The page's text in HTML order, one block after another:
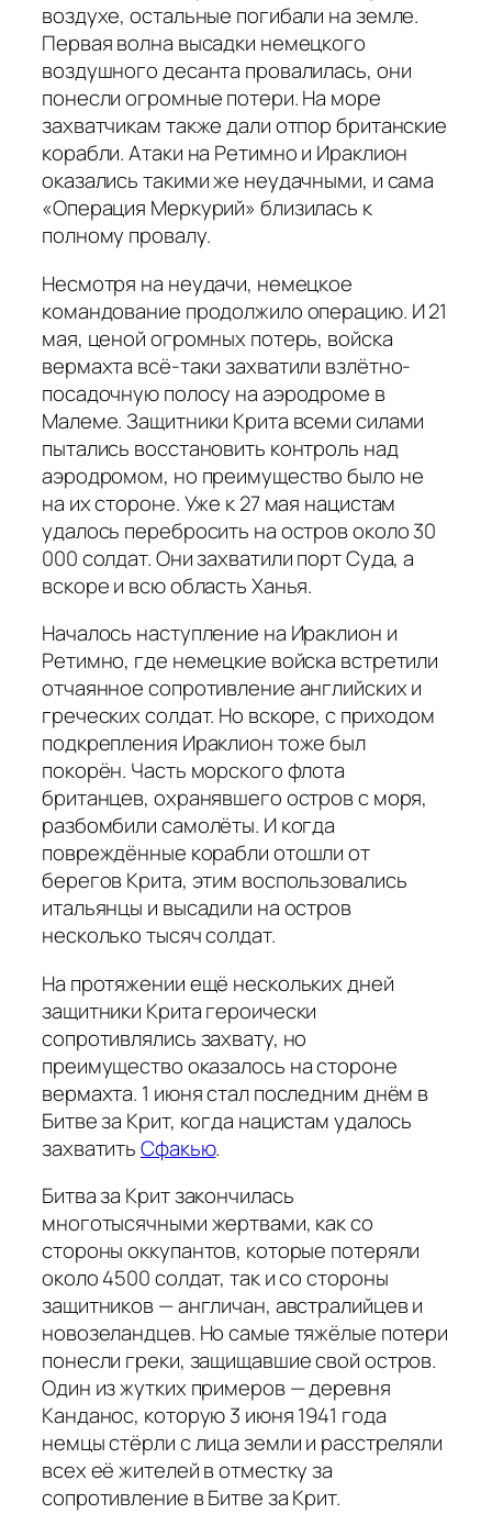
воздухе, остальные погибали на земле.
Первая волна высадки немецкого
воздушного десанта провалилась, они
понесли огромные потери. На море
захватчикам также дали отпор британские
корабли. Атаки на Ретимно и Ираклион
оказались такими же неудачными, и сама
«Операция Меркурий» близилась к
полному провалу.
Несмотря на неудачи, немецкое
командование продолжило операцию. И 21
мая, ценой огромных потерь, войска
вермахта всё-таки захватили взлётно-
посадочную полосу на аэродроме в
Малеме. Защитники Крита всеми силами
пытались восстановить контроль над
аэродромом, но преимущество было не
на их стороне. Уже к 27 мая нацистам
удалось перебросить на остров около 30
000 солдат. Они захватили порт Суда, а
вскоре и всю область Ханья.
Началось наступление на Ираклион и
Ретимно, где немецкие войска встретили
отчаянное сопротивление английских и
греческих солдат. Но вскоре, с приходом
подкрепления Ираклион тоже был
покорён. Часть морского флота
британцев, охранявшего остров с моря,
разбомбили самолёты. И когда
повреждённые корабли отошли от
берегов Крита, этим воспользовались
итальянцы и высадили на остров
несколько тысяч солдат.
На протяжении ещё нескольких дней
защитники Крита героически
сопротивлялись захвату, но
преимущество оказалось на стороне
вермахта. 1 июня стал последним днём в
Битве за Крит, когда нацистам удалось
захватитьСфакью.
Битва за Крит закончилась
многотысячными жертвами, как со
стороны оккупантов, которые потеряли
около 4500 солдат, так и со стороны
защитников — англичан, австралийцев и
новозеландцев. Но самые тяжёлые потери
понесли греки, защищавшие свой остров.
Один из жутких примеров — деревня
Канданос, которую 3 июня 1941 года
немцы стёрли с лица земли и расстреляли
всех её жителей в отместку за
сопротивление в Битве за Крит.